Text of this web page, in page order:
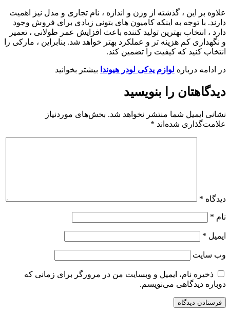
، گذشته از وزن و اندازه ، نام تجاری و مدل نیز اهمیت
به اینکه کامیون های بتونی زیادی برای فروش وجود
بهترین تولید کننده باعث افزایش عمر طولانی ، تعمیر
هزینه تر و عملکرد بهتر خواهد شد. بنابراین ، مارکی را
که کیفیت را تضمین کند.
لوازم یدکی لودر هیوندا بیشتر بخوانید
را بنویسید
شما منتشر نخواهد شد.
بخش‌های موردنیاز
شده‌اند*
ایمیل و وبسایت من در مرورگر برای زمانی که
می‌نویسم.